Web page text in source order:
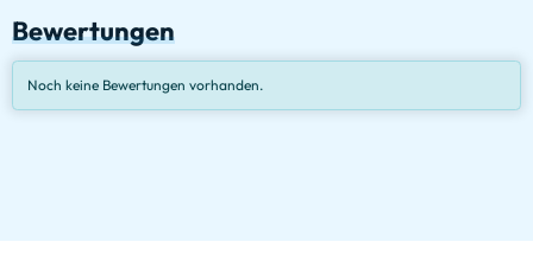
Bewertungen
Noch keine Bewertungen vorhanden.